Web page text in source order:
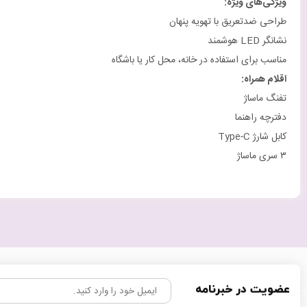
طراحی ضدتعریق با تهویه پنهان
نشانگر LED هوشمند
مناسب برای استفاده در خانه، محل کار یا باشگاه
اقلام همراه:
تفنگ ماساژ
دفترچه راهنما
کابل شارژ Type-C
۳ سری ماساژ
عضویت در خبرنامه